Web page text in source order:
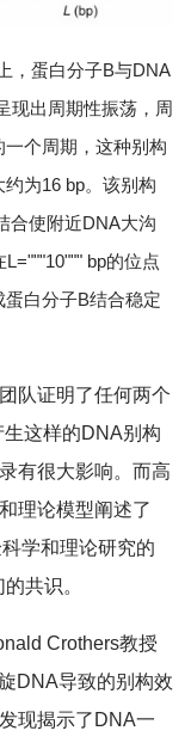
，蛋白分子B与DNA
现出周期性振荡，周
个周期，这种别构
为16 bp。该别构
合使附近DNA大沟
bp的位点
白分子B结合稳定
队证明了任何两个
这样的DNA别构
有很大影响。而高
理论模型阐述了
学和理论研究的
共识。
Crothers教授
DNA导致的别构效
现揭示了DNA一